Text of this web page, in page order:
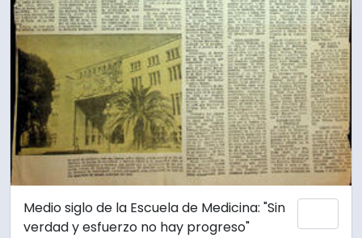
Medio siglo de la Escuela de Medicina: "Sin
verdad y esfuerzo no hay progreso"